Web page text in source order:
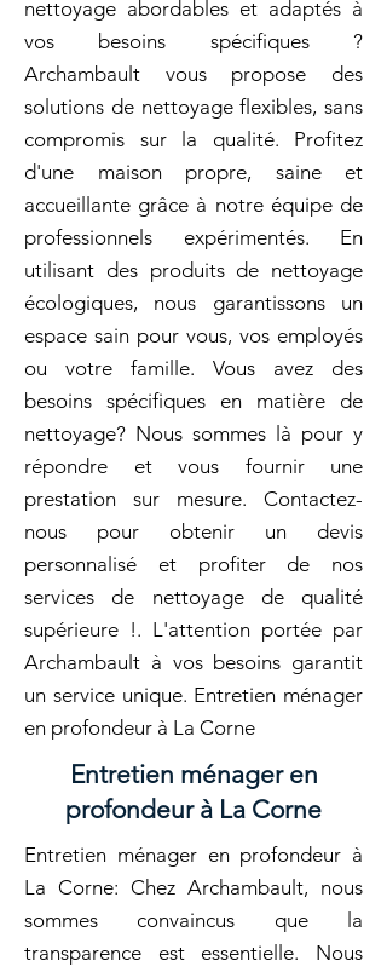
nettoyage abordables et adaptés à
vos besoins spécifiques ?
Archambault vous propose des
solutions de nettoyage flexibles, sans
compromis sur la qualité. Profitez
d'une maison propre, saine et
accueillante grâce à notre équipe de
professionnels expérimentés. En
utilisant des produits de nettoyage
écologiques, nous garantissons un
espace sain pour vous, vos employés
ou votre famille. Vous avez des
besoins spécifiques en matière de
nettoyage? Nous sommes là pour y
répondre et vous fournir une
prestation sur mesure. Contactez-
nous pour obtenir un devis
personnalisé et profiter de nos
services de nettoyage de qualité
supérieure !. L'attention portée par
Archambault à vos besoins garantit
un service unique. Entretien ménager
en profondeur à La Corne
Entretien ménager en
profondeur à La Corne
Entretien ménager en profondeur à
La Corne: Chez Archambault, nous
sommes convaincus que la
transparence est essentielle. Nous